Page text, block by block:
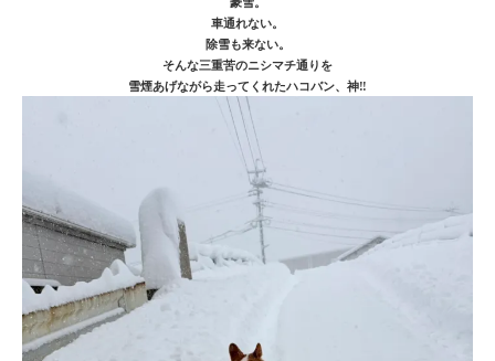
車通れない。
除雪も来ない。
そんな三重苦のニシマチ通りを
雪煙あげながら走ってくれたハコバン、神‼